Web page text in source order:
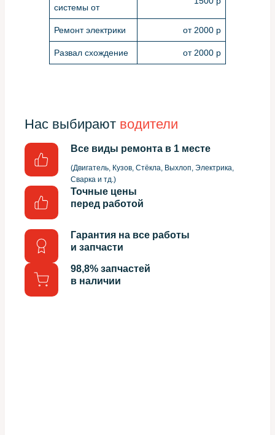
системы от
Ремонт электрики от 2000 р
Развал схождение от 2000 р
Нас выбирают водители
Все виды ремонта в 1 месте
(Двигатель, Кузов, Стёкла, Выхлоп, Электрика,
Сварка и тд.)
Точные цены
перед работой
Гарантия на все работы
и запчасти
98,8% запчастей
в наличии